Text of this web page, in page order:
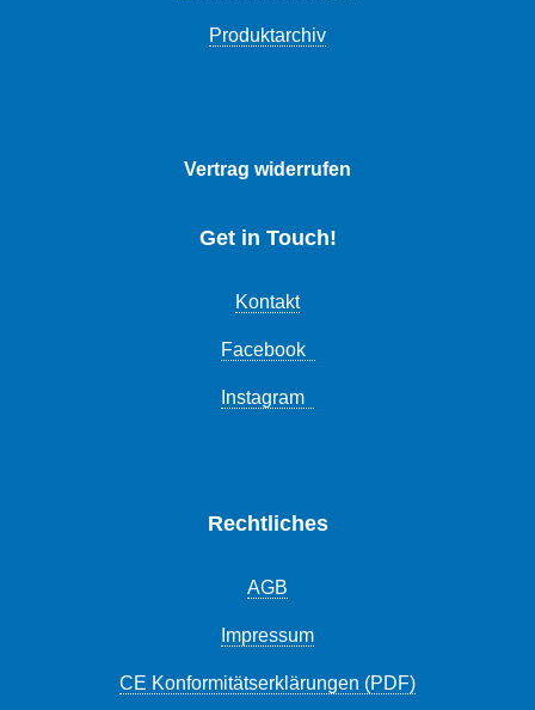
Produktarchiv
Vertrag widerrufen
Get in Touch!
Kontakt
Facebook
Instagram
Rechtliches
AGB
Impressum
CE Konformitätserklärungen (PDF)